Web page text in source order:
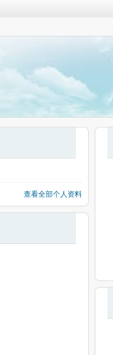
查看全部个人资料